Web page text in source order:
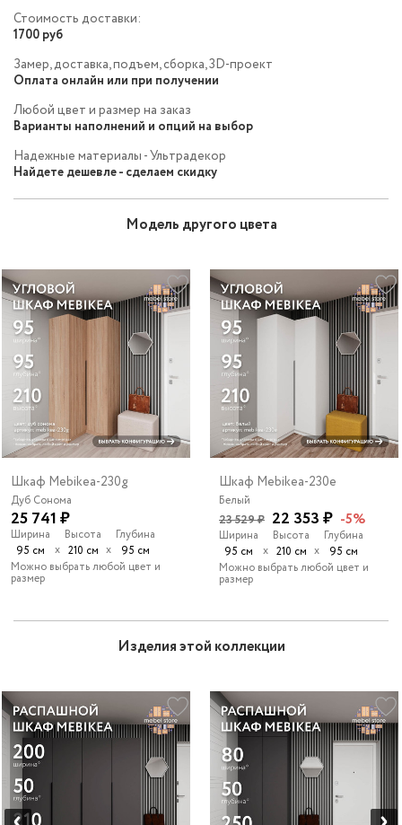
Стоимость доставки:
1700 руб
Замер, доставка, подъем, сборка, 3D-проект
Оплата онлайн или при получении
Любой цвет и размер на заказ
Варианты наполнений и опций на выбор
Надежные материалы - Ультрадекор
Найдете дешевле - сделаем скидку
Модель другого цвета
Шкаф Mebikea-230g
Дуб Сонома
25 741 ₽
Ширина
95 см
х
Высота
210 см х
Глубина
95 см
Можно выбрать любой цвет и
размер
Шкаф Mebikea-230e
Белый
23 529 ₽ 22 353 ₽ -5%
Ширина
95 см
х
Высота
210 см х
Глубина
95 см
Можно выбрать любой цвет и
размер
Изделия этой коллекции